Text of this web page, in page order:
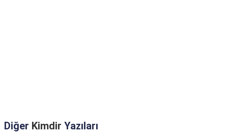
Diğer Kimdir Yazıları